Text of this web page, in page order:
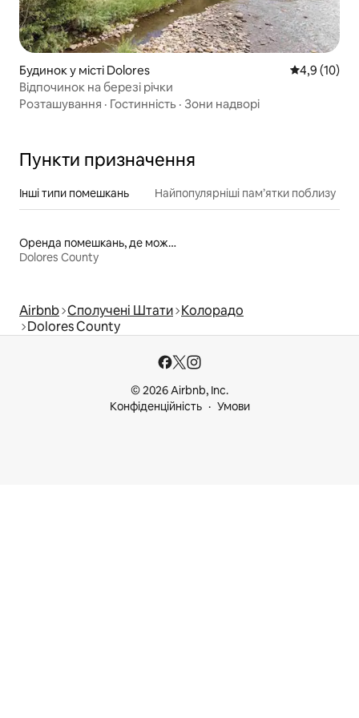
Будинок у місті Dolores Середня
4,9 (10)
Відпочинок на березі річки
Розташування · Гостинність · Зони надворі
Пункти призначення
Інші типи помешкань Найпопулярніші пам’ятки поблизу
Оренда помешкань, де можна перебувати з домашніми тваринами
Dolores County
Airbnb Сполучені Штати Колорадо
Dolores County
© 2026 Airbnb, Inc.
Конфіденційність
Умови